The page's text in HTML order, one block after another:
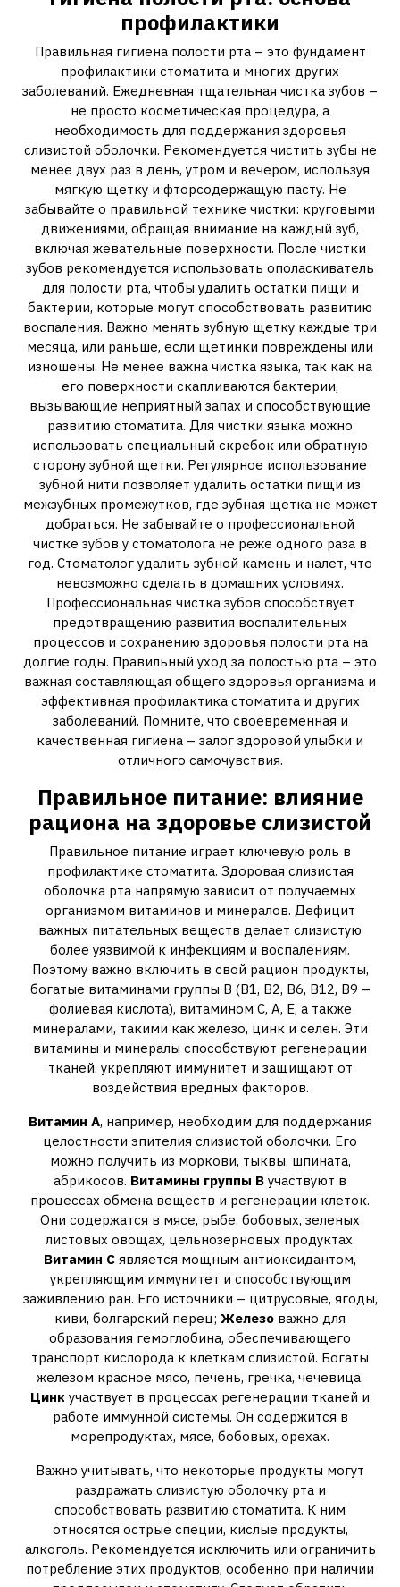
профилактики
Правильная гигиена полости рта – это фундамент
профилактики стоматита и многих других
заболеваний. Ежедневная тщательная чистка зубов –
не просто косметическая процедура, а
необходимость для поддержания здоровья
слизистой оболочки. Рекомендуется чистить зубы не
менее двух раз в день, утром и вечером, используя
мягкую щетку и фторсодержащую пасту. Не
забывайте о правильной технике чистки: круговыми
движениями, обращая внимание на каждый зуб,
включая жевательные поверхности. После чистки
зубов рекомендуется использовать ополаскиватель
для полости рта, чтобы удалить остатки пищи и
бактерии, которые могут способствовать развитию
воспаления. Важно менять зубную щетку каждые три
месяца, или раньше, если щетинки повреждены или
изношены. Не менее важна чистка языка, так как на
его поверхности скапливаются бактерии,
вызывающие неприятный запах и способствующие
развитию стоматита. Для чистки языка можно
использовать специальный скребок или обратную
сторону зубной щетки. Регулярное использование
зубной нити позволяет удалить остатки пищи из
межзубных промежутков, где зубная щетка не может
добраться. Не забывайте о профессиональной
чистке зубов у стоматолога не реже одного раза в
год. Стоматолог удалить зубной камень и налет, что
невозможно сделать в домашних условиях.
Профессиональная чистка зубов способствует
предотвращению развития воспалительных
процессов и сохранению здоровья полости рта на
долгие годы. Правильный уход за полостью рта – это
важная составляющая общего здоровья организма и
эффективная профилактика стоматита и других
заболеваний. Помните, что своевременная и
качественная гигиена – залог здоровой улыбки и
отличного самочувствия.
Правильное питание: влияние
рациона на здоровье слизистой
Правильное питание играет ключевую роль в
профилактике стоматита. Здоровая слизистая
оболочка рта напрямую зависит от получаемых
организмом витаминов и минералов. Дефицит
важных питательных веществ делает слизистую
более уязвимой к инфекциям и воспалениям.
Поэтому важно включить в свой рацион продукты,
богатые витаминами группы В (В1, В2, В6, В12, В9 –
фолиевая кислота), витамином С, А, Е, а также
минералами, такими как железо, цинк и селен. Эти
витамины и минералы способствуют регенерации
тканей, укрепляют иммунитет и защищают от
воздействия вредных факторов.
Витамин А, например, необходим для поддержания
целостности эпителия слизистой оболочки. Его
можно получить из моркови, тыквы, шпината,
абрикосов. Витамины группы В участвуют в
процессах обмена веществ и регенерации клеток.
Они содержатся в мясе, рыбе, бобовых, зеленых
листовых овощах, цельнозерновых продуктах.
Витамин С является мощным антиоксидантом,
укрепляющим иммунитет и способствующим
заживлению ран. Его источники – цитрусовые, ягоды,
киви, болгарский перец; Железо важно для
образования гемоглобина, обеспечивающего
транспорт кислорода к клеткам слизистой. Богаты
железом красное мясо, печень, гречка, чечевица.
Цинк участвует в процессах регенерации тканей и
работе иммунной системы. Он содержится в
морепродуктах, мясе, бобовых, орехах.
Важно учитывать, что некоторые продукты могут
раздражать слизистую оболочку рта и
способствовать развитию стоматита. К ним
относятся острые специи, кислые продукты,
алкоголь. Рекомендуется исключить или ограничить
потребление этих продуктов, особенно при наличии